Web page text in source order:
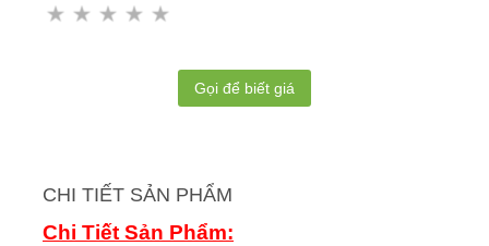
Gọi để biết giá
CHI TIẾT SẢN PHẨM
Chi Tiết Sản Phẩm: